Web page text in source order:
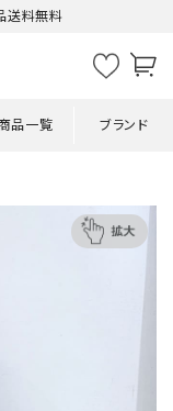
送料無料
品一覧 ブランド